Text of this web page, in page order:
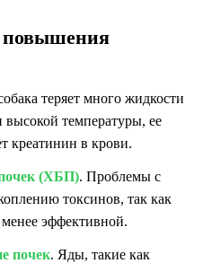
теряет много жидкости
высокой температуры, ее
креатинин в крови.
(ХБП). Проблемы с
токсинов, так как
эффективной.
почек. Яды, такие как